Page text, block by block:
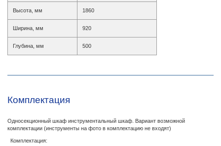
Высота, мм 1860
Ширина, мм 920
Глубина, мм 500
Комплектация
Односекционный шкаф инструментальный шкаф. Вариант возможной
комплектации (инструменты на фото в комплектацию не входят)
Комплектация: